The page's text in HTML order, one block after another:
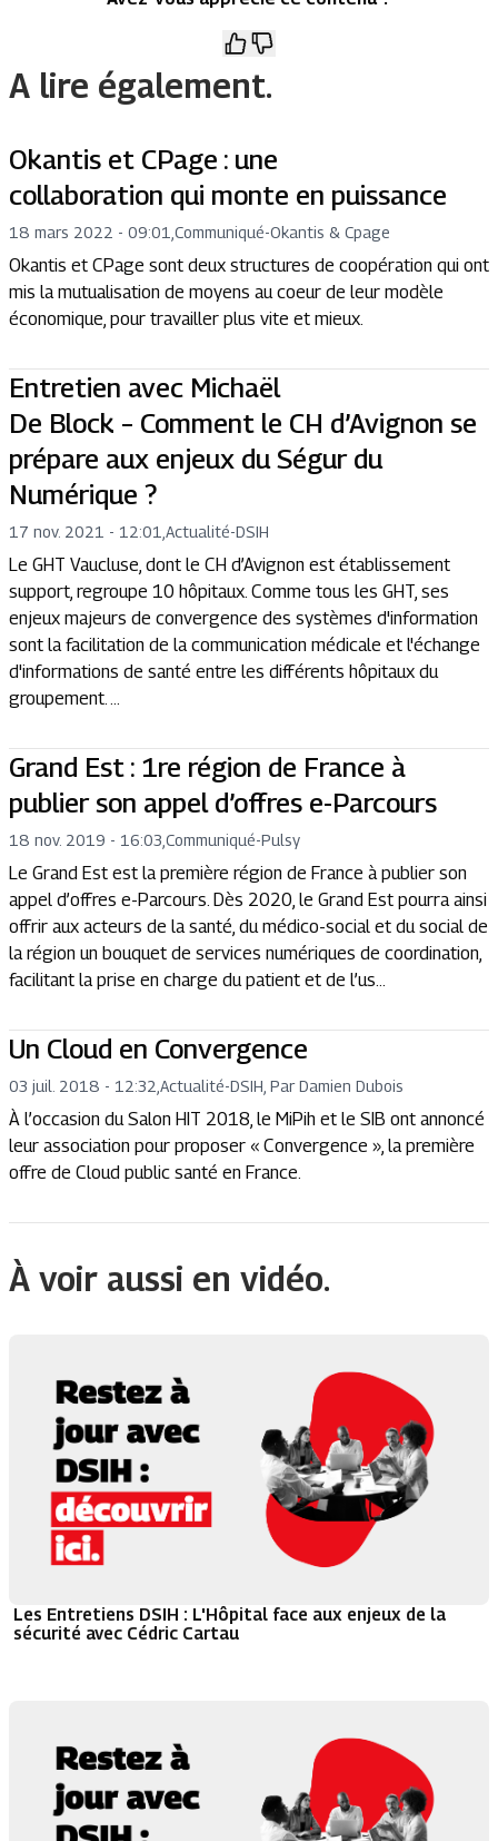
A lire également.
Okantis et CPage : une
collaboration qui monte en puissance
18 mars 2022 - 09:01,Communiqué-Okantis & Cpage
Okantis et CPage sont deux structures de coopération qui ont
mis la mutualisation de moyens au coeur de leur modèle
économique, pour travailler plus vite et mieux.
Entretien avec Michaël
De Block – Comment le CH d’Avignon se
prépare aux enjeux du Ségur du
Numérique ?
17 nov. 2021 - 12:01,Actualité-DSIH
Le GHT Vaucluse, dont le CH d’Avignon est établissement
support, regroupe 10 hôpitaux. Comme tous les GHT, ses
enjeux majeurs de convergence des systèmes d'information
sont la facilitation de la communication médicale et l'échange
d'informations de santé entre les différents hôpitaux du
groupement. ...
Grand Est : 1re région de France à
publier son appel d’offres e-Parcours
18 nov. 2019 - 16:03,Communiqué-Pulsy
Le Grand Est est la première région de France à publier son
appel d’offres e-Parcours. Dès 2020, le Grand Est pourra ainsi
offrir aux acteurs de la santé, du médico-social et du social de
la région un bouquet de services numériques de coordination,
facilitant la prise en charge du patient et de l’us...
Un Cloud en Convergence
03 juil. 2018 - 12:32,Actualité-DSIH, Par Damien Dubois
À l’occasion du Salon HIT 2018, le MiPih et le SIB ont annoncé
leur association pour proposer « Convergence », la première
offre de Cloud public santé en France.
À voir aussi en vidéo.
Les Entretiens DSIH : L'Hôpital face aux enjeux de la
sécurité avec Cédric Cartau